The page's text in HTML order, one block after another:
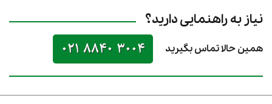
نیاز به راهنمایی دارید؟
همین حالا تماس بگیرید 021 8840 3004